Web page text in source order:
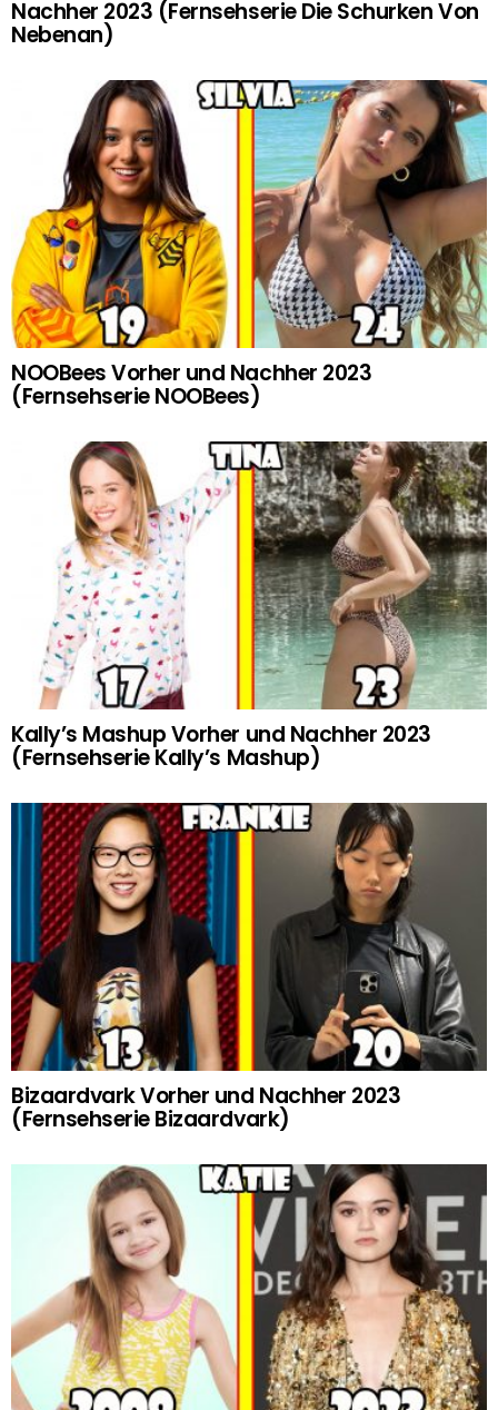
Nachher 2023 (Fernsehserie Die Schurken Von
Nebenan)
NOOBees Vorher und Nachher 2023
(Fernsehserie NOOBees)
Kally’s Mashup Vorher und Nachher 2023
(Fernsehserie Kally’s Mashup)
Bizaardvark Vorher und Nachher 2023
(Fernsehserie Bizaardvark)